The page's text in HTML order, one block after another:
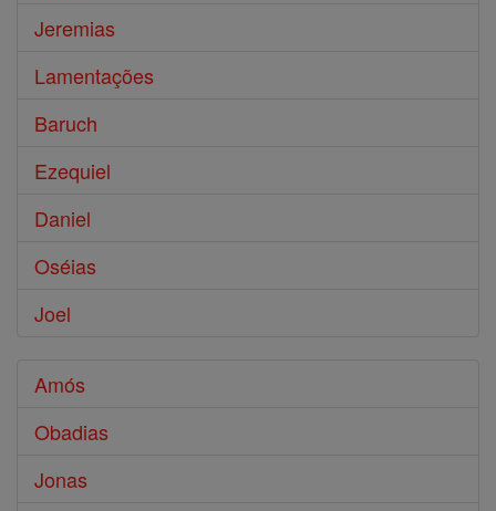
Jeremias
Lamentações
Baruch
Ezequiel
Daniel
Oséias
Joel
Amós
Obadias
Jonas